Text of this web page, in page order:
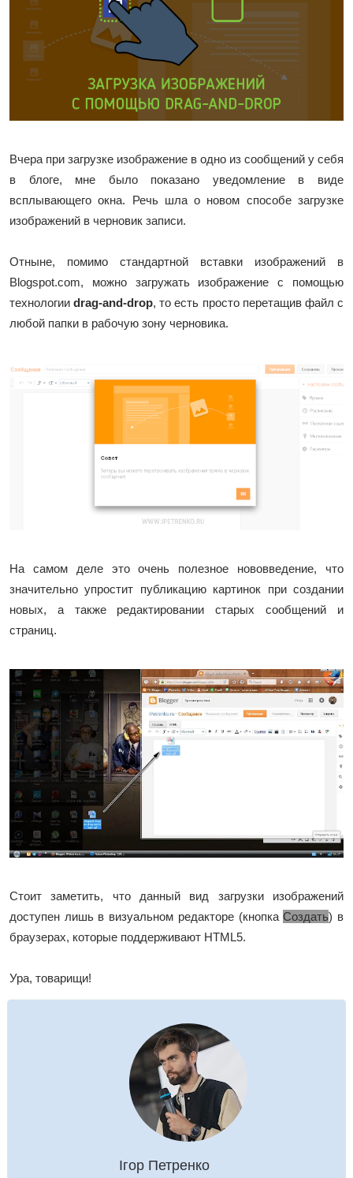
Вчера при загрузке изображение в одно из сообщений у себя
в блоге, мне было показано уведомление в виде
всплывающего окна. Речь шла о новом способе загрузке
изображений в черновик записи.
Отныне, помимо стандартной вставки изображений в
Blogspot.com, можно загружать изображение с помощью
технологииdrag-and-drop, то есть просто перетащив файл с
любой папки в рабочую зону черновика.
На самом деле это очень полезное нововведение, что
значительно упростит публикацию картинок при создании
новых, а также редактировании старых сообщений и
страниц.
Стоит заметить, что данный вид загрузки изображений
доступен лишь в визуальном редакторе (кнопкаСоздать) в
браузерах, которые поддерживают HTML5.
Ура, товарищи!
Ігор Петренко